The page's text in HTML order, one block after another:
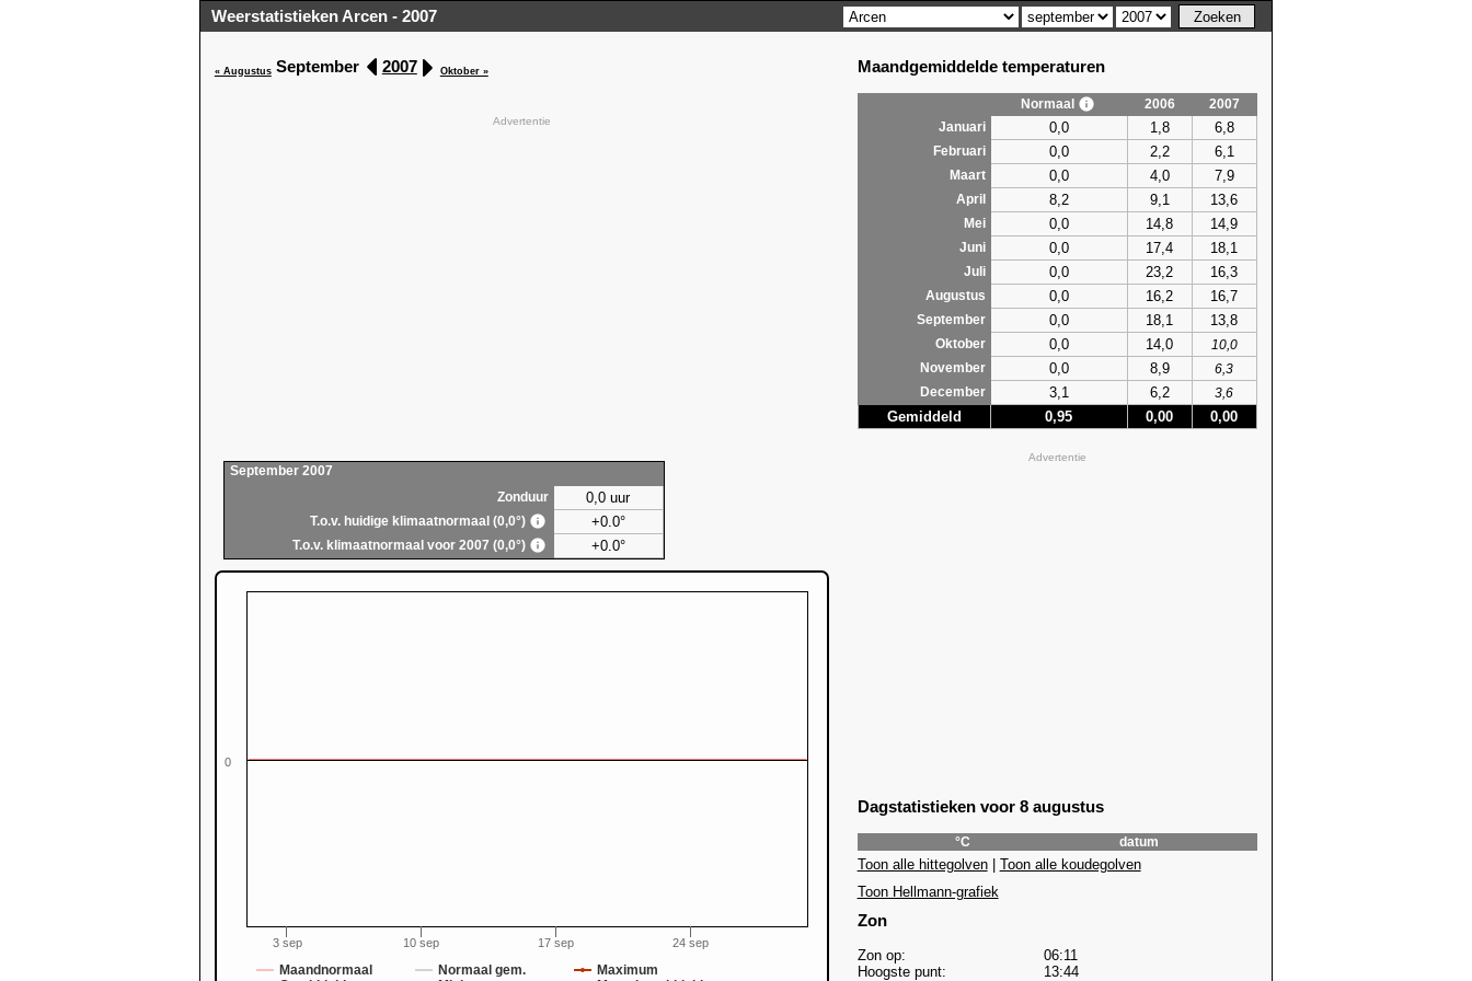
Weerstatistieken Arcen - 2007
« AugustusSeptember 2007 Oktober »
Advertentie
September 2007
Zonduur
0,0 uur
T.o.v. huidige klimaatnormaal (0,0°) +0.0°
T.o.v. klimaatnormaal voor 2007 (0,0°) +0.0°
Maandnormaal Normaal gem.
Maximum
3 sep 10 sep 17 sep 24 sep
0
Maandgemiddelde temperaturen
Normaal 2006
2007
Januari
0,0 1,8 6,8
Februari 0,0 2,2 6,1
Maart 0,0 4,0 7,9
April 8,2 9,1 13,6
Mei 0,0 14,8 14,9
Juni 0,0 17,4 18,1
Juli 0,0 23,2 16,3
Augustus 0,0 16,2 16,7
September 0,0 18,1 13,8
Oktober 0,0 14,0
10,0
November
0,0 8,9
6,3
December
3,1 6,2 3,6
Gemiddeld 0,95 0,00 0,00
Advertentie
Dagstatistieken voor 8 augustus
°C datum
Toon alle hittegolven| Toon alle koudegolven
Toon Hellmann-grafiek
Zon
Zon op:
06:11
Hoogste punt:
13:44